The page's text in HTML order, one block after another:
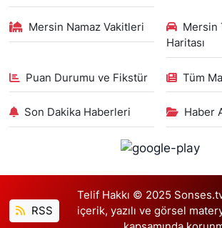
Mersin Namaz Vakitleri
Mersin
Haritası
Puan Durumu ve Fikstür Tüm
Son Dakika Haberleri Haber
RSS
Telif Hakkı © 2025
içerik, yazılı ve görsel